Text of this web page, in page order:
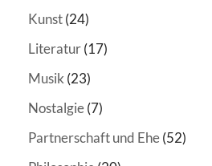
Kunst(24)
Literatur(17)
Musik(23)
Nostalgie(7)
Partnerschaft und Ehe(52)